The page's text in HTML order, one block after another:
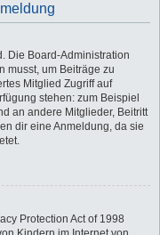
Die Board-Administration
musst, um Beiträge zu
Mitglied Zugriff auf
stehen: zum Beispiel
an andere Mitglieder, Beitritt
dir eine Anmeldung, da sie
Protection Act of 1998